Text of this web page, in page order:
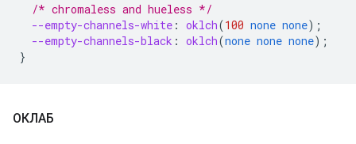
/* chromaless and hueless */
--empty-channels-white : oklch(100 none none);
--empty-channels-black : oklch(none none none);
}
ОКЛАБ